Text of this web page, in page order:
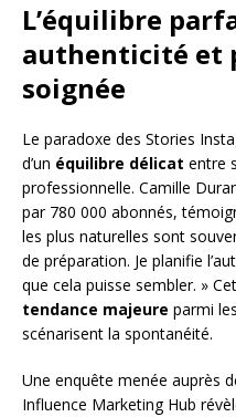
L’équilibre
authenticité et
soignée
Le paradoxe des Stories
d’un équilibre délicat entre
professionnelle. Camille
par 780 000 abonnés,
les plus naturelles sont
de préparation. Je planifie
que cela puisse sembler. »
tendance majeure parmi
scénarisent la spontanéité.
Une enquête menée auprès
Influence Marketing Hub